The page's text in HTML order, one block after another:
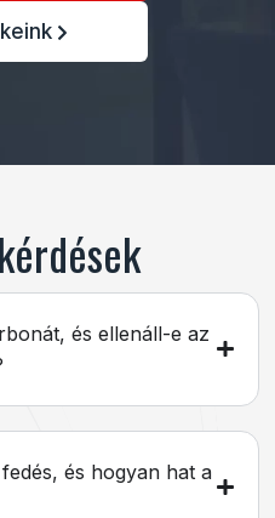
és ellenáll-e az
és hogyan hat a